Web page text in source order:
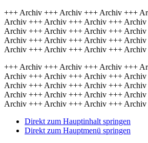
+++ Archiv +++ Archiv +++ Archiv +++
Archiv +++ Archiv +++ Archiv +++
Archiv +++ Archiv +++ Archiv +++
Archiv +++ Archiv +++ Archiv +++
Archiv +++ Archiv +++ Archiv +++
+++ Archiv +++ Archiv +++ Archiv +++
Archiv +++ Archiv +++ Archiv +++
Archiv +++ Archiv +++ Archiv +++
Archiv +++ Archiv +++ Archiv +++
Archiv +++ Archiv +++ Archiv +++
Direkt zum Hauptinhalt springen
Direkt zum Hauptmenü springen